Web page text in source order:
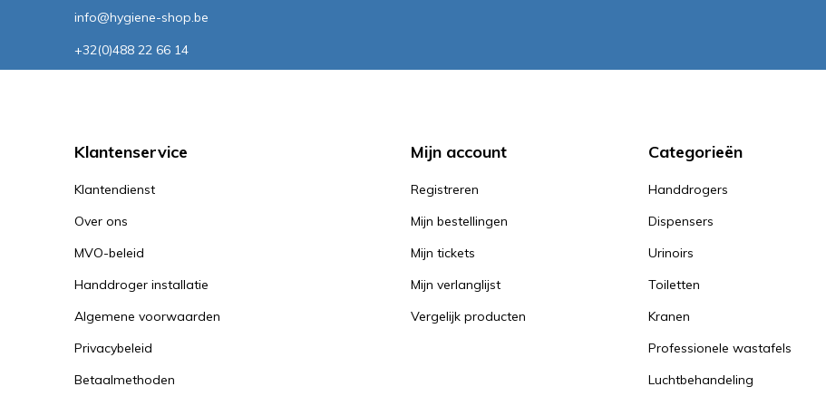
info@hygiene-shop.be
+32(0)488 22 66 14
Klantenservice
Klantendienst
Over ons
MVO-beleid
Handdroger installatie
Algemene voorwaarden
Privacybeleid
Betaalmethoden
Mijn account
Registreren
Mijn bestellingen
Mijn tickets
Mijn verlanglijst
Vergelijk producten
Categorieën
Handdrogers
Dispensers
Urinoirs
Toiletten
Kranen
Professionele wastafels
Luchtbehandeling